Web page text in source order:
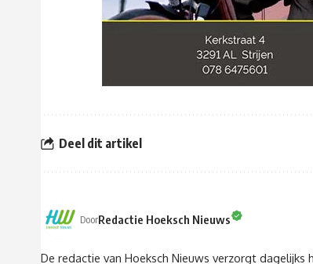
Deel dit artikel
DoorRedactie Hoeksch Nieuws
De redactie van Hoeksch Nieuws verzorgt